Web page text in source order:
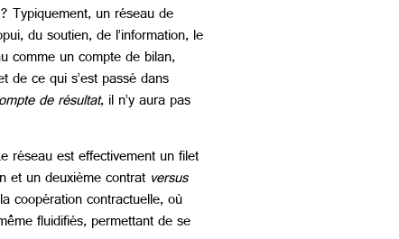
Typiquement, un réseau de
du soutien, de l’information, le
comme un compte de bilan,
de ce qui s’est passé dans
de résultat, il n’y aura pas
réseau est effectivement un filet
et un deuxième contrat versus
coopération contractuelle, où
fluidifiés, permettant de se